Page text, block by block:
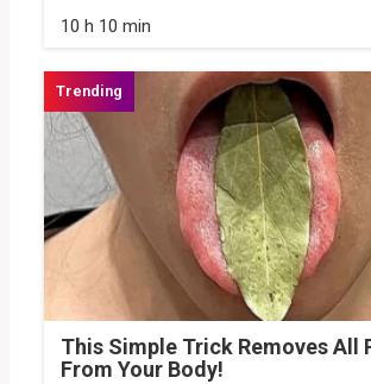
10 h 10 min
This Simple Trick Removes All
From Your Body!